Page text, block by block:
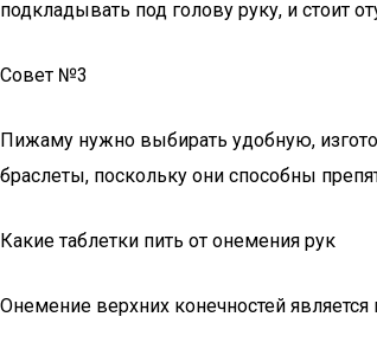
подкладывать под голову руку, и стоит
Совет №3
Пижаму нужно выбирать удобную,
браслеты, поскольку они способны
Какие таблетки пить от онемения рук
Онемение верхних конечностей